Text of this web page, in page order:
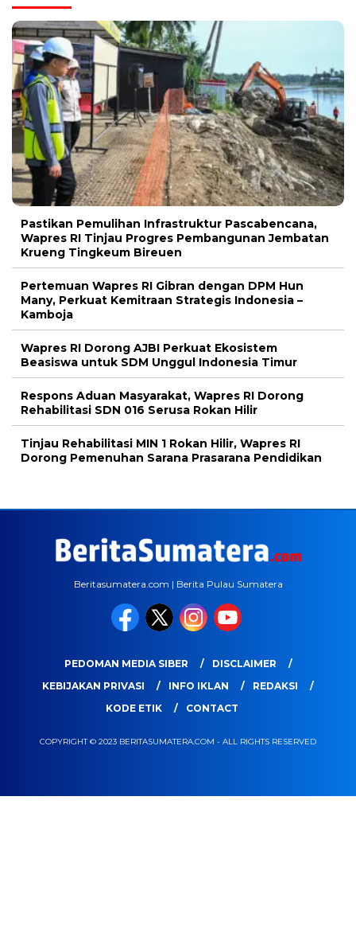
Pastikan Pemulihan Infrastruktur Pascabencana,
Wapres RI Tinjau Progres Pembangunan Jembatan
Krueng Tingkeum Bireuen
Pertemuan Wapres RI Gibran dengan DPM Hun
Many, Perkuat Kemitraan Strategis Indonesia –
Kamboja
Wapres RI Dorong AJBI Perkuat Ekosistem
Beasiswa untuk SDM Unggul Indonesia Timur
Respons Aduan Masyarakat, Wapres RI Dorong
Rehabilitasi SDN 016 Serusa Rokan Hilir
Tinjau Rehabilitasi MIN 1 Rokan Hilir, Wapres RI
Dorong Pemenuhan Sarana Prasarana Pendidikan
Beritasumatera.com | Berita Pulau Sumatera
PEDOMAN MEDIA SIBER
DISCLAIMER
KEBIJAKAN PRIVASI
INFO IKLAN
REDAKSI
KODE ETIK
CONTACT
COPYRIGHT © 2023 BERITASUMATERA.COM - ALL RIGHTS RESERVED